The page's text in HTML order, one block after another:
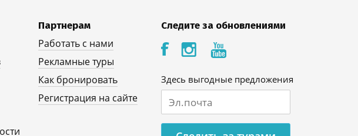
Партнерам
Работать с нами
Рекламные туры
Как бронировать
Регистрация на сайте
Следите за обновлениями
Здесь выгодные предложения